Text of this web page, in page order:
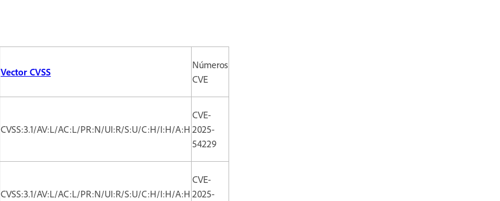
Vector CVSS
Números
CVE
CVSS:3.1/AV:L/AC:L/PR:N/UI:R/S:U/C:H/I:H/A:H
CVE-
2025-
54229
CVSS:3.1/AV:L/AC:L/PR:N/UI:R/S:U/C:H/I:H/A:H
CVE-
2025-